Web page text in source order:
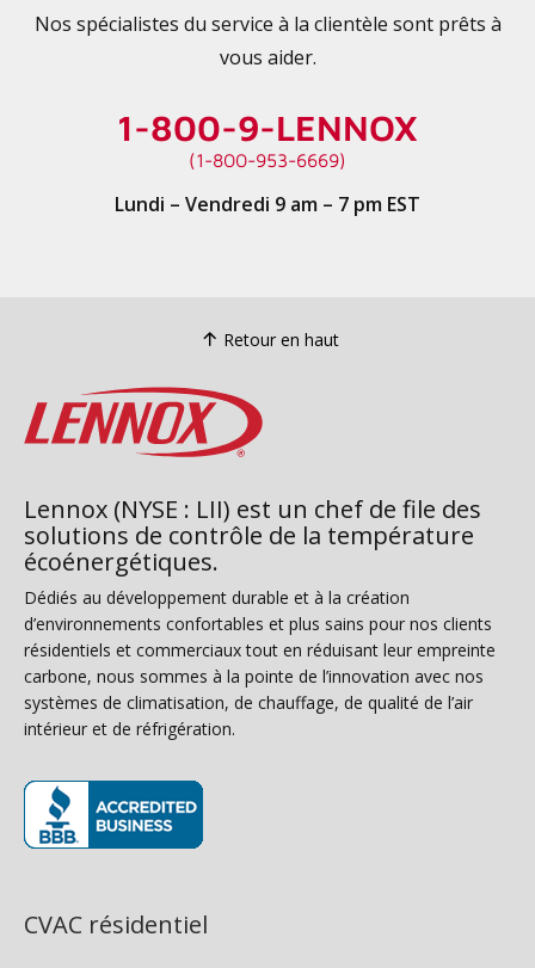
Nos spécialistes du service à la clientèle sont prêts à
vous aider.
1-800-9-LENNOX
(1-800-953-6669)
Lundi – Vendredi 9 am – 7 pm EST
Retour en haut
Lennox (NYSE : LII) est un chef de file des
solutions de contrôle de la température
écoénergétiques.
Dédiés au développement durable et à la création
d’environnements confortables et plus sains pour nos clients
résidentiels et commerciaux tout en réduisant leur empreinte
carbone, nous sommes à la pointe de l’innovation avec nos
systèmes de climatisation, de chauffage, de qualité de l’air
intérieur et de réfrigération.
CVAC résidentiel